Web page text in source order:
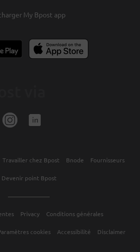
My Bpost app
Privacy Conditions générales
cookies Accessibilité Disclaimer
Travailler chez Bpost Bnode Fournisseurs
Devenir point Bpost